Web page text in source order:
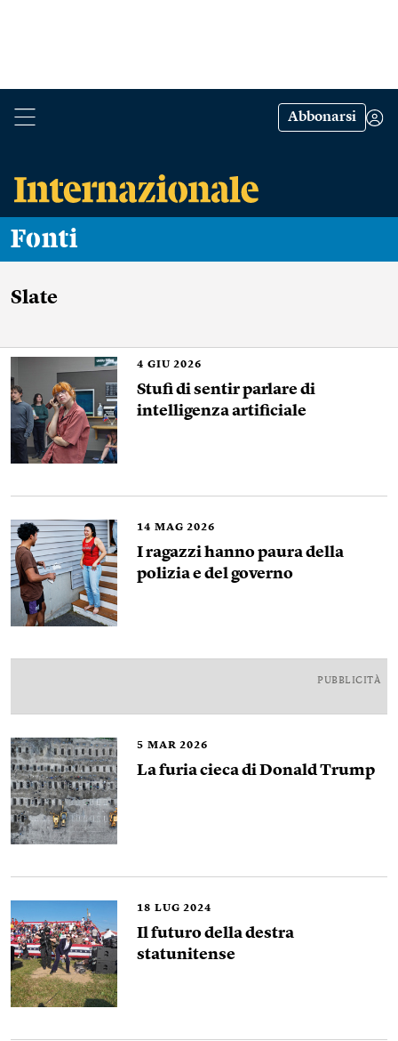
Abbonarsi
Fonti
Slate
4 GIU 2026
Stufi di sentir parlare di
intelligenza artificiale
14 MAG 2026
I ragazzi hanno paura della
polizia e del governo
PUBBLICITÀ
5 MAR 2026
La furia cieca di Donald Trump
18 LUG 2024
Il futuro della destra
statunitense